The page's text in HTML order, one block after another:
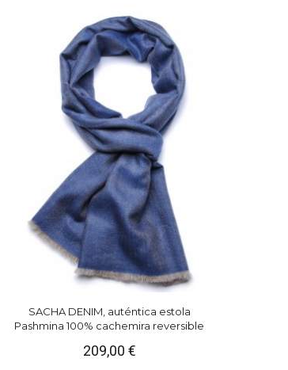
SACHA DENIM, auténtica estola
Pashmina 100% cachemira reversible
209,00 €